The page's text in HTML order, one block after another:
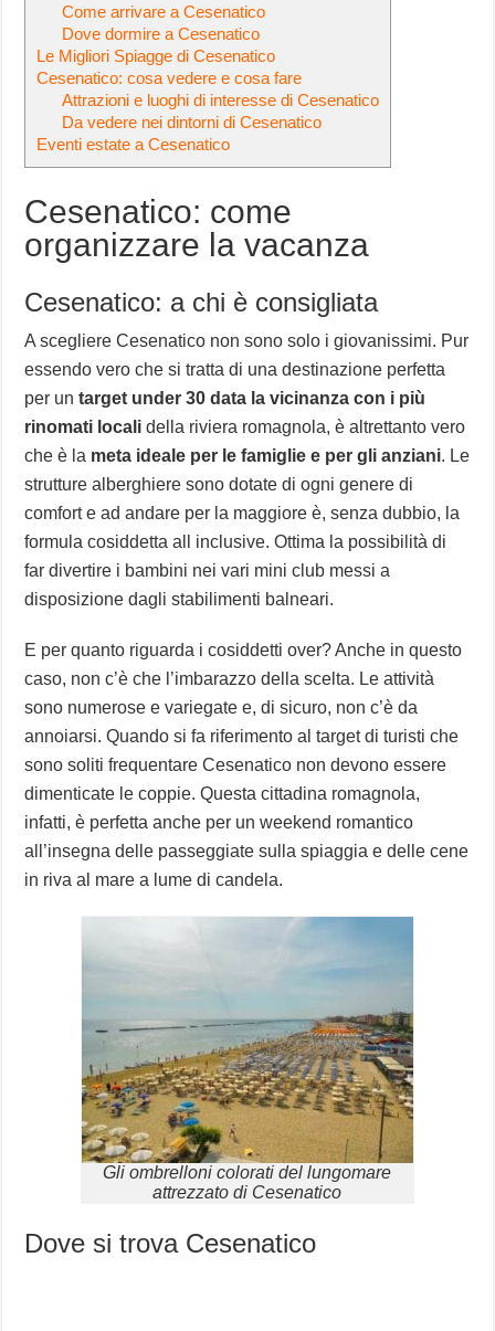
Come arrivare a Cesenatico
Dove dormire a Cesenatico
Le Migliori Spiagge di Cesenatico
Cesenatico: cosa vedere e cosa fare
Attrazioni e luoghi di interesse di Cesenatico
Da vedere nei dintorni di Cesenatico
Eventi estate a Cesenatico
Cesenatico: come
organizzare la vacanza
Cesenatico: a chi è consigliata
A scegliere Cesenatico non sono solo i giovanissimi. Pur
essendo vero che si tratta di una destinazione perfetta
per untarget under 30 data la vicinanza con i più
rinomati locali della riviera romagnola, è altrettanto vero
che è la meta ideale per le famiglie e per gli anziani. Le
strutture alberghiere sono dotate di ogni genere di
comfort e ad andare per la maggiore è, senza dubbio, la
formula cosiddetta all inclusive. Ottima la possibilità di
far divertire i bambini nei vari mini club messi a
disposizione dagli stabilimenti balneari.
E per quanto riguarda i cosiddetti over? Anche in questo
caso, non c’è che l’imbarazzo della scelta. Le attività
sono numerose e variegate e, di sicuro, non c’è da
annoiarsi. Quando si fa riferimento al target di turisti che
sono soliti frequentare Cesenatico non devono essere
dimenticate le coppie. Questa cittadina romagnola,
infatti, è perfetta anche per un weekend romantico
all’insegna delle passeggiate sulla spiaggia e delle cene
in riva al mare a lume di candela.
Gli ombrelloni colorati del lungomare
attrezzato di Cesenatico
Dove si trova Cesenatico